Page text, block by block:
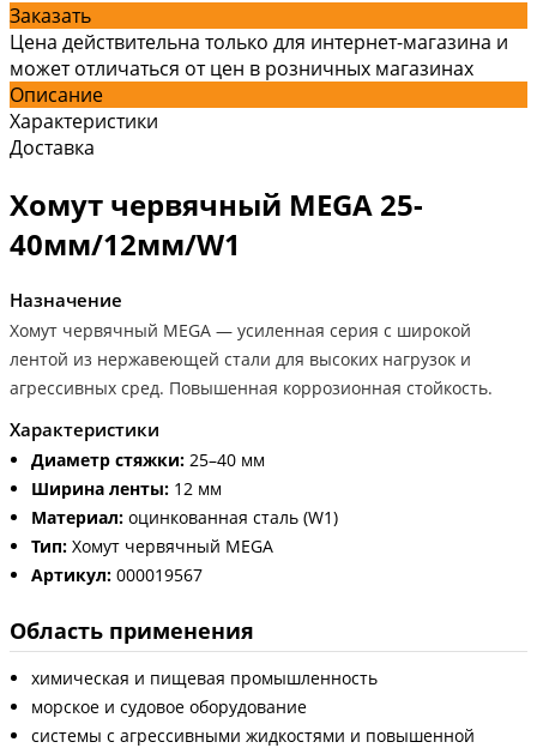
Заказать
Цена действительна только для интернет-магазина и
может отличаться от цен в розничных магазинах
Описание
Характеристики
Доставка
Хомут червячный MEGA 25-
40мм/12мм/W1
Назначение
Хомут червячный MEGA — усиленная серия с широкой
лентой из нержавеющей стали для высоких нагрузок и
агрессивных сред. Повышенная коррозионная стойкость.
Характеристики
Диаметр стяжки: 25–40 мм
Ширина ленты: 12 мм
Материал: оцинкованная сталь (W1)
Тип: Хомут червячный MEGA
Артикул: 000019567
Область применения
химическая и пищевая промышленность
морское и судовое оборудование
системы с агрессивными жидкостями и повышенной